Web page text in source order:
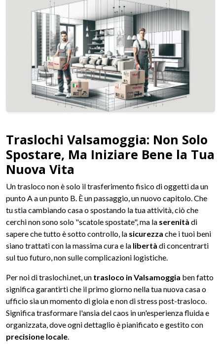
Traslochi Valsamoggia: Non Solo
Spostare, Ma Iniziare Bene la Tua
Nuova Vita
Un trasloco non è solo il trasferimento fisico di oggetti da un
punto A a un punto B. È un passaggio, un nuovo capitolo. Che
tu stia cambiando casa o spostando la tua attività, ciò che
cerchi non sono solo "scatole spostate", ma la serenità di
sapere che tutto è sotto controllo, la sicurezza che i tuoi beni
siano trattati con la massima cura e la libertà di concentrarti
sul tuo futuro, non sulle complicazioni logistiche.
Per noi di traslochi.net, un trasloco in Valsamoggia ben fatto
significa garantirti che il primo giorno nella tua nuova casa o
ufficio sia un momento di gioia e non di stress post-trasloco.
Significa trasformare l'ansia del caos in un'esperienza fluida e
organizzata, dove ogni dettaglio è pianificato e gestito con
precisione locale.